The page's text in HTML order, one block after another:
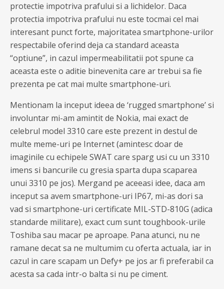
protectie impotriva prafului si a lichidelor. Daca
protectia impotriva prafului nu este tocmai cel mai
interesant punct forte, majoritatea smartphone-urilor
respectabile oferind deja ca standard aceasta
“optiune”, in cazul impermeabilitatii pot spune ca
aceasta este o aditie binevenita care ar trebui sa fie
prezenta pe cat mai multe smartphone-uri.
Mentionam la inceput ideea de ‘rugged smartphone’ si
involuntar mi-am amintit de Nokia, mai exact de
celebrul model 3310 care este prezent in destul de
multe meme-uri pe Internet (amintesc doar de
imaginile cu echipele SWAT care sparg usi cu un 3310
imens si bancurile cu gresia sparta dupa scaparea
unui 3310 pe jos). Mergand pe aceeasi idee, daca am
inceput sa avem smartphone-uri IP67, mi-as dori sa
vad si smartphone-uri certificate MIL-STD-810G (adica
standarde militare), exact cum sunt toughbook-urile
Toshiba sau macar pe aproape. Pana atunci, nu ne
ramane decat sa ne multumim cu oferta actuala, iar in
cazul in care scapam un Defy+ pe jos ar fi preferabil ca
acesta sa cada intr-o balta si nu pe ciment.